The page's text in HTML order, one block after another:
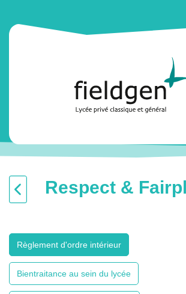
Respect &
Règlement d'ordre intérieur
Bientraitance au sein du lycée